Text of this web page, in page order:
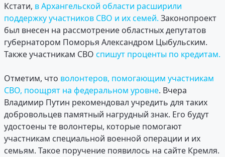
Кстати, в Архангельской области расширили
поддержку участников СВО и их семей. Законопроект
был внесен на рассмотрение областных депутатов
губернатором Поморья Александром Цыбульским.
Также участникам СВО спишут проценты по кредитам.
Отметим, что волонтеров, помогающим участникам
СВО, поощрят на федеральном уровне. Вчера
Владимир Путин рекомендовал учредить для таких
добровольцев памятный нагрудный знак. Его будут
удостоены те волонтеры, которые помогают
участникам специальной военной операции и их
семьям. Такое поручение появилось на сайте Кремля.